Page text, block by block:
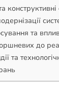
конструктивні
та
до
та